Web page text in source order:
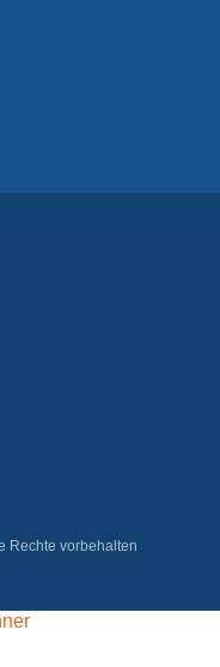
Rechte vorbehalten